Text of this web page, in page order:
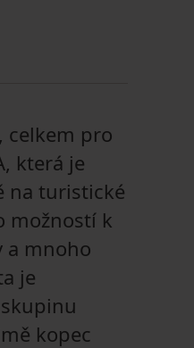
celkem pro
která je
na turistické
možností k
a mnoho
je
kopec